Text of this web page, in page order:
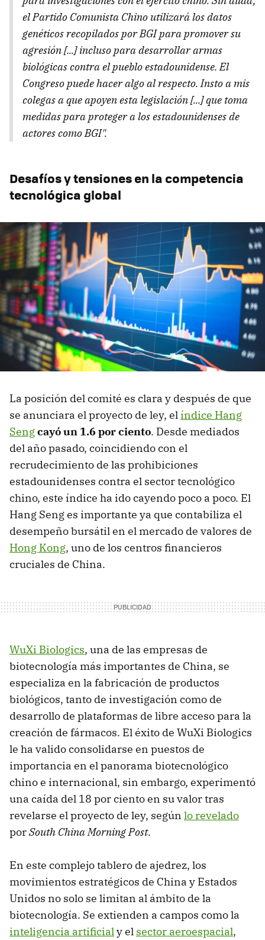
el Partido Comunista Chino utilizará los datos
genéticos recopilados por BGI para promover su
agresión [...] incluso para desarrollar armas
biológicas contra el pueblo estadounidense. El
Congreso puede hacer algo al respecto. Insto a mis
colegas a que apoyen esta legislación [...] que toma
medidas para proteger a los estadounidenses de
actores como BGI".
Desafíos y tensiones en la competencia
tecnológica global
La posición del comité es clara y después de que
se anunciara el proyecto de ley, elíndice Hang
Sengcayó un 1.6 por ciento. Desde mediados
del año pasado, coincidiendo con el
recrudecimiento de las prohibiciones
estadounidenses contra el sector tecnológico
chino, este índice ha ido cayendo poco a poco. El
Hang Seng es importante ya que contabiliza el
desempeño bursátil en el mercado de valores de
Hong Kong, uno de los centros financieros
cruciales de China.
WuXi Biologics, una de las empresas de
biotecnología más importantes de China, se
especializa en la fabricación de productos
biológicos, tanto de investigación como de
desarrollo de plataformas de libre acceso para la
creación de fármacos. El éxito de WuXi Biologics
le ha valido consolidarse en puestos de
importancia en el panorama biotecnológico
chino e internacional, sin embargo, experimentó
una caída del 18 por ciento en su valor tras
revelarse el proyecto de ley, según lo revelado
porSouth China Morning Post.
En este complejo tablero de ajedrez, los
movimientos estratégicos de China y Estados
Unidos no solo se limitan al ámbito de la
biotecnología. Se extienden a campos como la
inteligencia artificialy el sector aeroespacial,